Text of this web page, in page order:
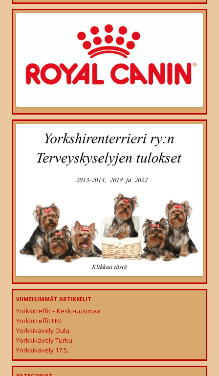
VIIMEISIMMÄT ARTIKKELIT
Yorkkitreffit – Keski-uusimaa
Yorkkitreffit HKI
Yorkkikävely Oulu
Yorkkikävely Turku
Yorkkikävely 17.5.